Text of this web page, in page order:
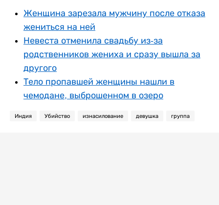
Женщина зарезала мужчину после отказа
жениться на ней
Невеста отменила свадьбу из-за
родственников жениха и сразу вышла за
другого
Тело пропавшей женщины нашли в
чемодане, выброшенном в озеро
Индия Убийство изнасилование девушка группа